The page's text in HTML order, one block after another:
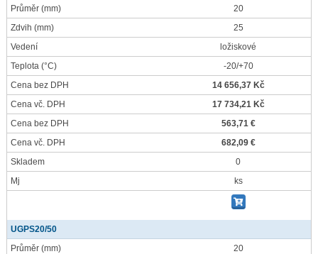
Průměr (mm)
20
Zdvih (mm)
25
Vedení
ložiskové
Teplota (°C)
-20/+70
Cena bez DPH
14 656,37 Kč
Cena vč. DPH
17 734,21 Kč
Cena bez DPH
563,71 €
Cena vč. DPH
682,09 €
Skladem
0
Mj
ks
UGPS20/50
Průměr (mm)
20